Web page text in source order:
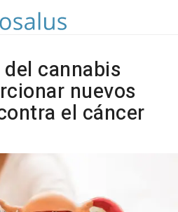
cannabis
nuevos
el cáncer